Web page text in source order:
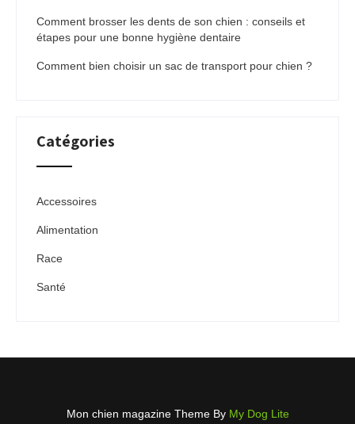
Comment brosser les dents de son chien : conseils et
étapes pour une bonne hygiène dentaire
Comment bien choisir un sac de transport pour chien ?
Catégories
Accessoires
Alimentation
Race
Santé
Mon chien magazine Theme By My Dog Lite